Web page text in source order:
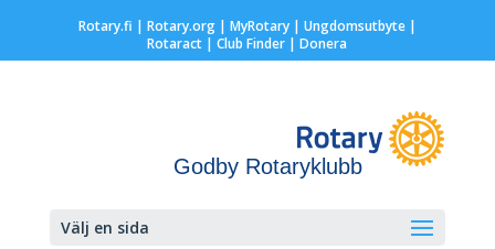
Rotary.fi | Rotary.org| MyRotary | Ungdomsutbyte|
Rotaract | Club Finder | Donera
Godby Rotaryklubb
Välj en sida